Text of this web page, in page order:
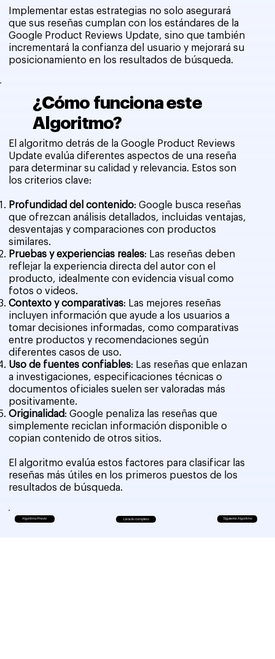
Algoritmo Previo Listado completo Siguiente Algoritmo
¿Cómo funciona este
Algoritmo?
El algoritmo detrás de la Google Product Reviews
Update evalúa diferentes aspectos de una reseña
para determinar su calidad y relevancia. Estos son
los criterios clave:
Profundidad del contenido: Google busca reseñas
que ofrezcan análisis detallados, incluidas ventajas,
desventajas y comparaciones con productos
similares.
Pruebas y experiencias reales: Las reseñas deben
reflejar la experiencia directa del autor con el
producto, idealmente con evidencia visual como
fotos o videos.
Contexto y comparativas: Las mejores reseñas
incluyen información que ayude a los usuarios a
tomar decisiones informadas, como comparativas
entre productos y recomendaciones según
diferentes casos de uso.
Uso de fuentes confiables: Las reseñas que enlazan
a investigaciones, especificaciones técnicas o
documentos oficiales suelen ser valoradas más
positivamente.
Originalidad: Google penaliza las reseñas que
simplemente reciclan información disponible o
copian contenido de otros sitios.
El algoritmo evalúa estos factores para clasificar las
reseñas más útiles en los primeros puestos de los
resultados de búsqueda.
Implementar estas estrategias no solo asegurará
que sus reseñas cumplan con los estándares de la
Google Product Reviews Update, sino que también
incrementará la confianza del usuario y mejorará su
posicionamiento en los resultados de búsqueda.